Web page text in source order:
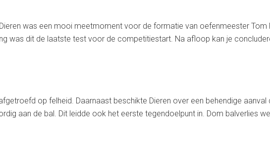
was een mooi meetmoment voor de formatie van oefenmeester Tom
was dit de laatste test voor de competitiestart. Na afloop kan je
op felheid. Daarnaast beschikte Dieren over een behendige aanval
aan de bal. Dit leidde ook het eerste tegendoelpunt in. Dom balverlies